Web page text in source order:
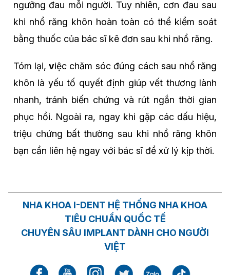
ngưỡng đau mỗi người. Tuy nhiên, cơn đau sau
khi nhổ răng khôn hoàn toàn có thể kiểm soát
bằng thuốc của bác sĩ kê đơn sau khi nhổ răng.
Tóm lại, việc chăm sóc đúng cách sau nhổ răng
khôn là yếu tố quyết định giúp vết thương lành
nhanh, tránh biến chứng và rút ngắn thời gian
phục hồi. Ngoài ra, ngay khi gặp các dấu hiệu,
triệu chứng bất thường sau khi nhổ răng khôn
bạn cần liên hệ ngay với bác sĩ để xử lý kịp thời.
NHA KHOA I-DENT HỆ THỐNG NHA KHOA
TIÊU CHUẨN QUỐC TẾ
CHUYÊN SÂU IMPLANT DÀNH CHO NGƯỜI
VIỆT